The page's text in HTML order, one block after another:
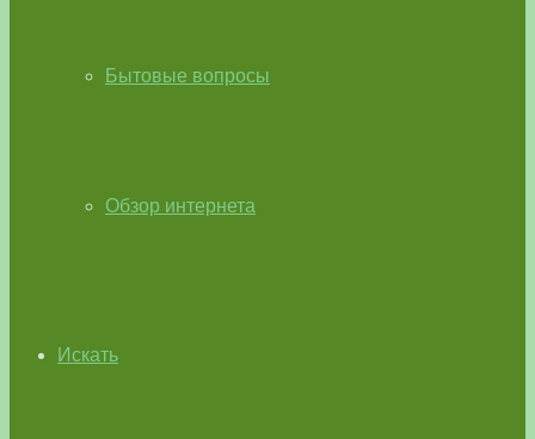
Бытовые вопросы
Обзор интернета
Искать